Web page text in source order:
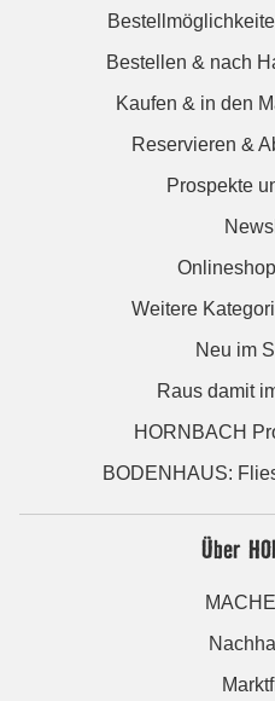
Bestellen & nach
Kaufen & in den
Reservieren &
Prospekte
Weitere
Neu im
Raus damit
HORNBACH
BODENHAUS:
Über